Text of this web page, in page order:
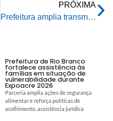
PRÓXIMA
Prefeitura amplia transmissão gratuita do maior mundial de futebol na Praça da Revolução
Prefeitura de Rio Branco
fortalece assistência às
famílias em situação de
vulnerabilidade durante
Expoacre 2026
Parceria amplia ações de segurança
alimentar e reforça políticas de
acolhimento, assistência jurídica